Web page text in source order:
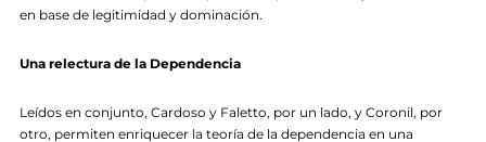
en base de legitimidad y dominación.
Una relectura de la Dependencia
Leídos en conjunto, Cardoso y Faletto, por un lado, y Coronil, por
otro, permiten enriquecer la teoría de la dependencia en una